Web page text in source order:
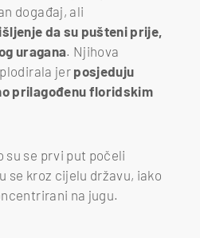
događaj, ali
da su pušteni prije,
uragana. Njihova
jerposjeduju
prilagođenu floridskim
su se prvi put počeli
se kroz cijelu državu, iako
na jugu.